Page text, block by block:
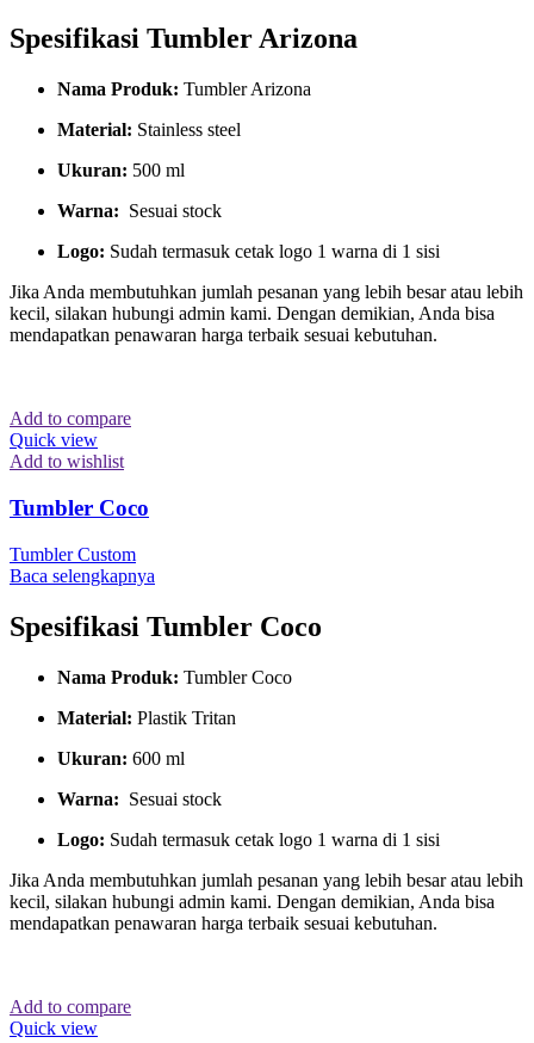
Spesifikasi Tumbler Arizona
Nama Produk: Tumbler Arizona
Material: Stainless steel
Ukuran: 500 ml
Warna: Sesuai stock
Logo: Sudah termasuk cetak logo 1 warna di 1 sisi
Jika Anda membutuhkan jumlah pesanan yang lebih besar atau lebih
kecil, silakan hubungi admin kami. Dengan demikian, Anda bisa
mendapatkan penawaran harga terbaik sesuai kebutuhan.
Add to compare
Quick view
Add to wishlist
Tumbler Coco
Tumbler Custom
Baca selengkapnya
Spesifikasi Tumbler Coco
Nama Produk: Tumbler Coco
Material: Plastik Tritan
Ukuran: 600 ml
Warna: Sesuai stock
Logo: Sudah termasuk cetak logo 1 warna di 1 sisi
Jika Anda membutuhkan jumlah pesanan yang lebih besar atau lebih
kecil, silakan hubungi admin kami. Dengan demikian, Anda bisa
mendapatkan penawaran harga terbaik sesuai kebutuhan.
Add to compare
Quick view